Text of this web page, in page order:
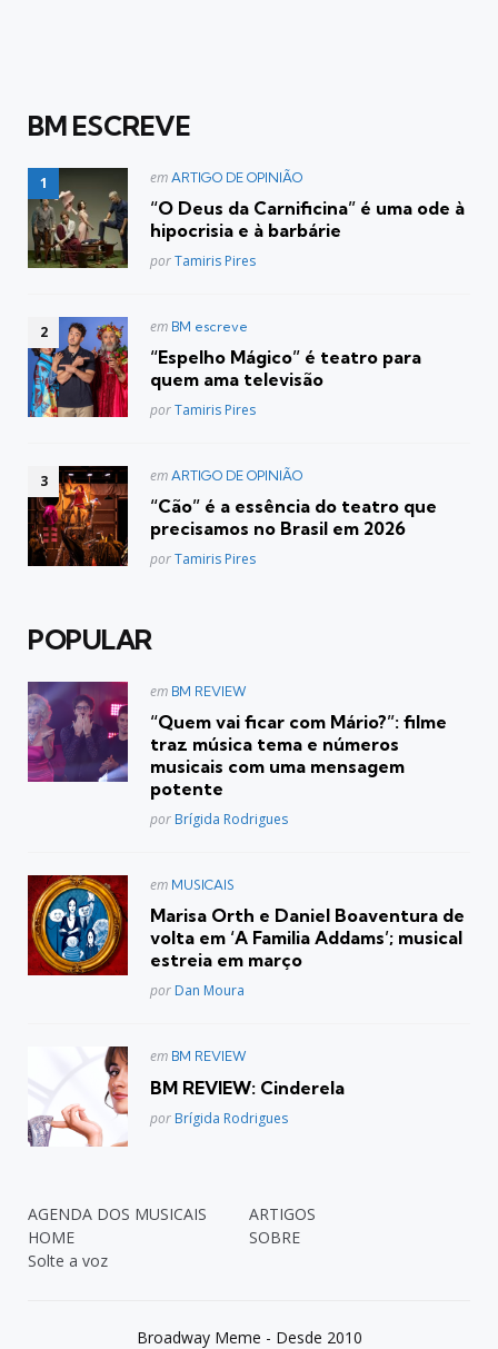
BM ESCREVE
Postado
em ARTIGO DE OPINIÃO
“O Deus da Carnificina” é uma ode à
hipocrisia e à barbárie
Posted
porTamiris Pires
Postado
em BM escreve
“Espelho Mágico” é teatro para
quem ama televisão
Posted
porTamiris Pires
Postado
em ARTIGO DE OPINIÃO
“Cão” é a essência do teatro que
precisamos no Brasil em 2026
Posted
porTamiris Pires
POPULAR
Postado
em BM REVIEW
“Quem vai ficar com Mário?”: filme
traz música tema e números
musicais com uma mensagem
potente
Posted
por Brígida Rodrigues
Postado
em MUSICAIS
Marisa Orth e Daniel Boaventura de
volta em ‘A Familia Addams’; musical
estreia em março
Posted
por Dan Moura
Postado
em BM REVIEW
BM REVIEW: Cinderela
Posted
por Brígida Rodrigues
AGENDA DOS MUSICAIS
ARTIGOS
HOME
SOBRE
Solte a voz
Broadway Meme - Desde 2010